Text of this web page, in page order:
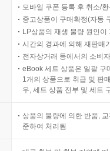
모바일 쿠폰 등록 후 취소/
중고상품이 구매확정(자동
LP상품의 재생 불량 원인
시간의 경과에 의해 재판매
전자상거래 등에서의 소비
eBook 세트 상품은 일괄 구
1개의 상품으로 취급 및 판
우, 세트 상품 전부 및 세트
상품의 불량에 의한 반품,
준하여 처리됨